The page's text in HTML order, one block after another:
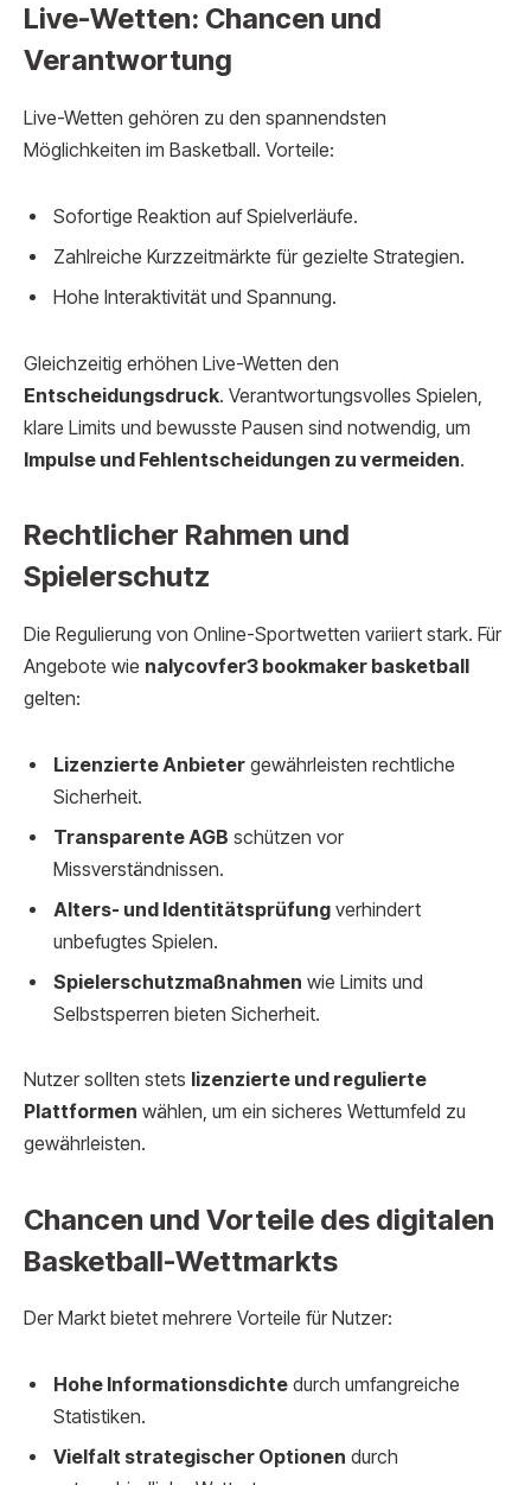
Live-Wetten: Chancen und
Verantwortung
Live-Wetten gehören zu den spannendsten
Möglichkeiten im Basketball. Vorteile:
Sofortige Reaktion auf Spielverläufe.
Zahlreiche Kurzzeitmärkte für gezielte Strategien.
Hohe Interaktivität und Spannung.
Gleichzeitig erhöhen Live-Wetten den
Entscheidungsdruck. Verantwortungsvolles Spielen,
klare Limits und bewusste Pausen sind notwendig, um
Impulse und Fehlentscheidungen zu vermeiden.
Rechtlicher Rahmen und
Spielerschutz
Die Regulierung von Online-Sportwetten variiert stark. Für
Angebote wie nalycovfer3 bookmaker basketball
gelten:
Lizenzierte Anbieter gewährleisten rechtliche
Sicherheit.
Transparente AGB schützen vor
Missverständnissen.
Alters- und Identitätsprüfung verhindert
unbefugtes Spielen.
Spielerschutzmaßnahmen wie Limits und
Selbstsperren bieten Sicherheit.
Nutzer sollten stets lizenzierte und regulierte
Plattformen wählen, um ein sicheres Wettumfeld zu
gewährleisten.
Chancen und Vorteile des digitalen
Basketball-Wettmarkts
Der Markt bietet mehrere Vorteile für Nutzer:
Hohe Informationsdichte durch umfangreiche
Statistiken.
Vielfalt strategischer Optionen durch